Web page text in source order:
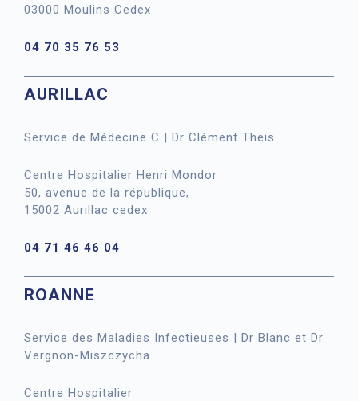
03000 Moulins Cedex
04 70 35 76 53
AURILLAC
Service de Médecine C | Dr Clément Theis
Centre Hospitalier Henri Mondor
50, avenue de la république,
15002 Aurillac cedex
04 71 46 46 04
ROANNE
Service des Maladies Infectieuses | Dr Blanc et Dr
Vergnon-Miszczycha
Centre Hospitalier